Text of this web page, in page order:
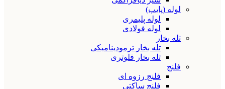
لوله (پایپ)
لوله پلیمری
لوله فولادی
تله بخار
تله بخار ترمودینامیکی
تله بخار فلوتری
فلنج
فلنج رزوه ای
فلنج ساکتی